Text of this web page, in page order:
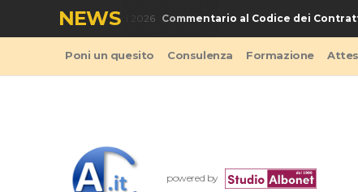
NEWS
- Codice Appalti 2026 Commentario al Codice dei Contratti
Poni un quesito Consulenza Formazione
powered by